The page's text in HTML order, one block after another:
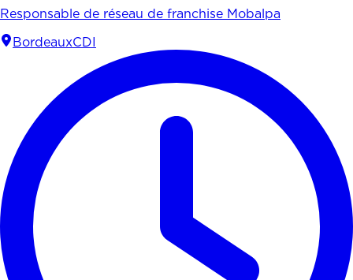
Responsable de réseau de franchise Mobalpa
BordeauxCDI